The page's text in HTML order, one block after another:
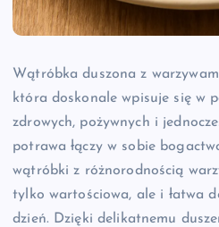
Wątróbka duszona z
która doskonale wpisuje się w
zdrowych, pożywnych i
potrawa łączy w sobie
wątróbki z różnorodnością
tylko wartościowa, ale i łatwa
dzień. Dzięki delikatnemu